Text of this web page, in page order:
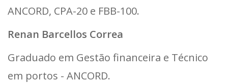
ANCORD, CPA-20 e FBB-100.
Renan Barcellos Correa
Graduado em Gestão financeira e Técnico
em portos - ANCORD.